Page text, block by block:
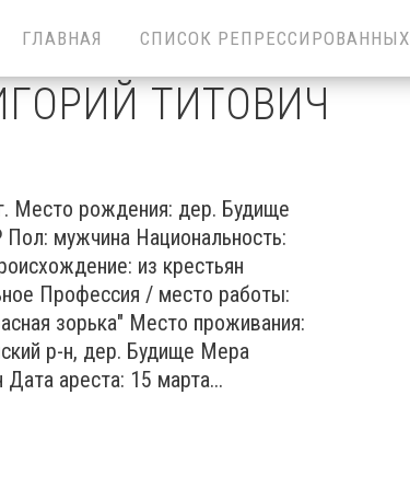
ГЛАВНАЯ СПИСОК РЕПРЕССИРОВАННЫХ
ТИТОВИЧ
Место рождения: дер. Будище
мужчина Национальность:
из крестьян
Профессия / место работы:
зорька" Место проживания:
р-н, дер. Будище Мера
Дата ареста: 15 марта...